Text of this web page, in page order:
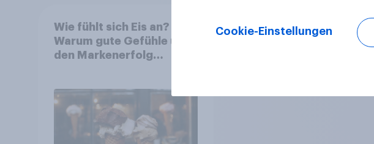
Wie fühlt sich Eis an?
Warum gute Gefühle über
den Markenerfolg
Cookie-Einstellungen